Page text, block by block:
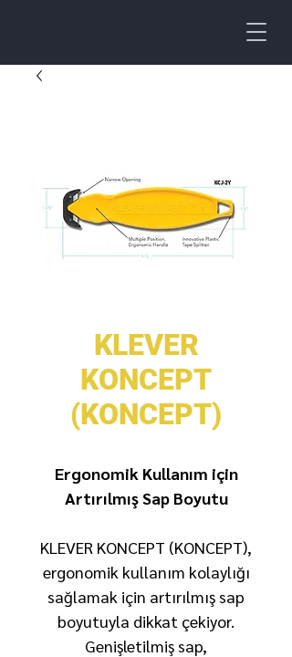
KLEVER
KONCEPT
(KONCEPT)
Ergonomik Kullanım için
Artırılmış Sap Boyutu
KLEVER KONCEPT (KONCEPT),
ergonomik kullanım kolaylığı
sağlamak için artırılmış sap
boyutuyla dikkat çekiyor.
Genişletilmiş sap,